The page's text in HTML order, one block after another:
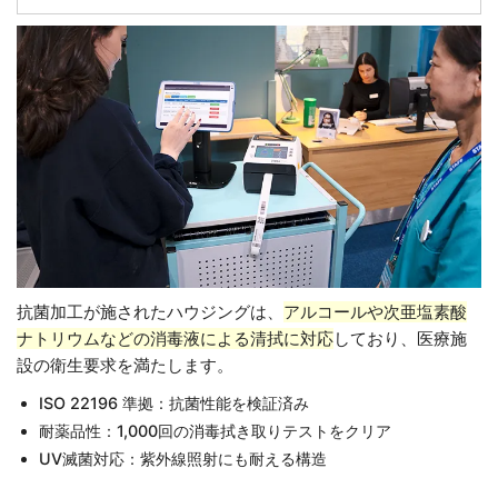
抗菌加工が施されたハウジングは、 アルコールや次亜塩素酸
ナトリウムなどの消毒液による清拭に対応しており、医療施
設の衛生要求を満たします。
ISO 22196 準拠：抗菌性能を検証済み
耐薬品性：1,000回の消毒拭き取りテストをクリア
UV滅菌対応：紫外線照射にも耐える構造